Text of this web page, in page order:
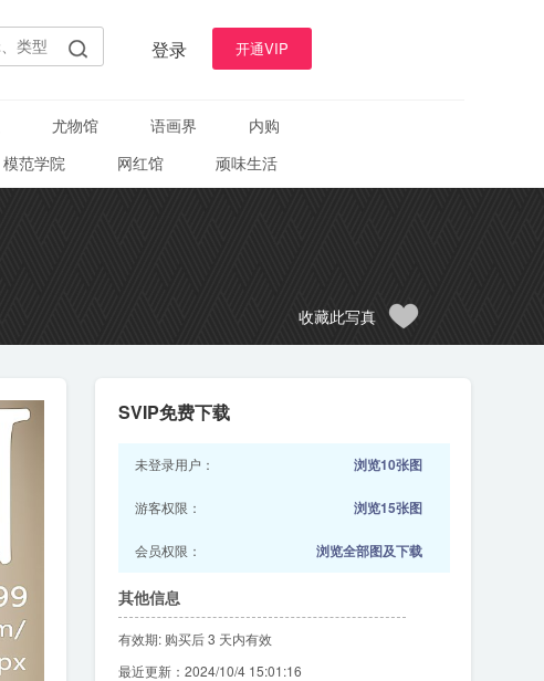
登录 开通VIP
尤物馆 语画界
内购
模范学院 网红馆 顽味生活
收藏此写真
SVIP免费下载
未登录用户： 浏览10张图
游客权限： 浏览15张图
会员权限： 浏览全部图及下载
其他信息
有效期: 购买后 3 天内有效
最近更新：2024/10/4 15:01:16